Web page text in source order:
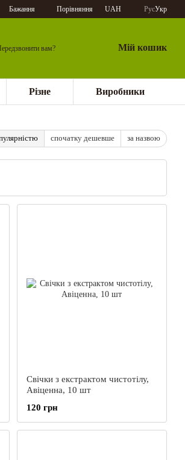
Бажання Порівняння UAH РусУкр
вам? Мій кошик
Різне Виробники
спочатку дешевше за назвою
Свічки з екстрактом чистотілу,
Авіценна, 10 шт
120 грн